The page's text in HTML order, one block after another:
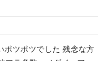
ポツポツでした 残念な方